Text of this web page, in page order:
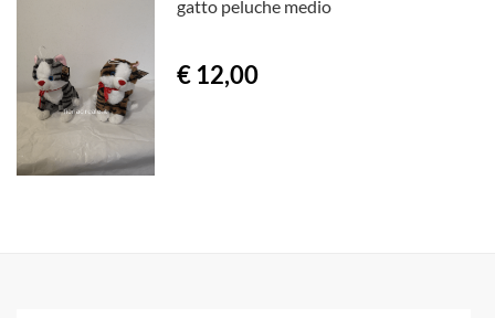
gatto peluche medio
€ 12,00